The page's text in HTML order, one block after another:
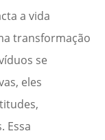
a vida
transformação
se
eles
Essa